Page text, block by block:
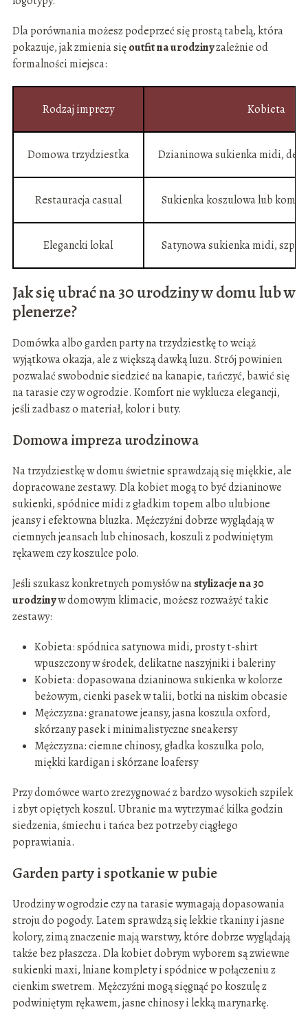
Dla porównania możesz podeprzeć się prostą tabelą, która
pokazuje, jak zmienia sięoutfit na urodzinyzależnie od
formalności miejsca:
Rodzaj imprezy Kobieta
Domowa trzydziestka Dzianinowa sukienka midi,
Restauracja casual Sukienka koszulowa lub
Elegancki lokal Satynowa sukienka midi,
Jak się ubrać na 30 urodziny w domu lub w
plenerze?
Domówka albo garden party na trzydziestkę to wciąż
wyjątkowa okazja, ale z większą dawką luzu. Strój powinien
pozwalać swobodnie siedzieć na kanapie, tańczyć, bawić się
na tarasie czy w ogrodzie. Komfort nie wyklucza elegancji,
jeśli zadbasz o materiał, kolor i buty.
Domowa impreza urodzinowa
Na trzydziestkę w domu świetnie sprawdzają się miękkie, ale
dopracowane zestawy. Dla kobiet mogą to być dzianinowe
sukienki, spódnice midi z gładkim topem albo ulubione
jeansy i efektowna bluzka. Mężczyźni dobrze wyglądają w
ciemnych jeansach lub chinosach, koszuli z podwiniętym
rękawem czy koszulce polo.
Jeśli szukasz konkretnych pomysłów nastylizacje na 30
urodzinyw domowym klimacie, możesz rozważyć takie
zestawy:
Kobieta: spódnica satynowa midi, prosty t-shirt
wpuszczony w środek, delikatne naszyjniki i baleriny
Kobieta: dopasowana dzianinowa sukienka w kolorze
beżowym, cienki pasek w talii, botki na niskim obcasie
Mężczyzna: granatowe jeansy, jasna koszula oxford,
skórzany pasek i minimalistyczne sneakersy
Mężczyzna: ciemne chinosy, gładka koszulka polo,
miękki kardigan i skórzane loafersy
Przy domówce warto zrezygnować z bardzo wysokich szpilek
i zbyt opiętych koszul. Ubranie ma wytrzymać kilka godzin
siedzenia, śmiechu i tańca bez potrzeby ciągłego
poprawiania.
Garden party i spotkanie w pubie
Urodziny w ogrodzie czy na tarasie wymagają dopasowania
stroju do pogody. Latem sprawdzą się lekkie tkaniny i jasne
kolory, zimą znaczenie mają warstwy, które dobrze wyglądają
także bez płaszcza. Dla kobiet dobrym wyborem są zwiewne
sukienki maxi, lniane komplety i spódnice w połączeniu z
cienkim swetrem. Mężczyźni mogą sięgnąć po koszulę z
podwiniętym rękawem, jasne chinosy i lekką marynarkę.